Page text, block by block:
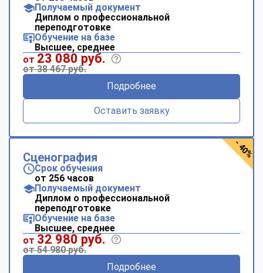
Получаемый документ
Диплом о профессиональной
переподготовке
Обучение на базе
Высшее, среднее
от 23 080 руб.
от 38 467 руб.
Подробнее
Оставить заявку
Сценография
Срок обучения
от 256 часов
Получаемый документ
Диплом о профессиональной
переподготовке
Обучение на базе
Высшее, среднее
от 32 980 руб.
от 54 980 руб.
Подробнее
- 40%